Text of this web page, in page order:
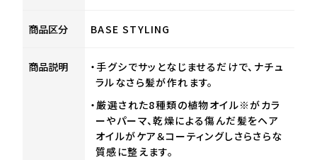
商品区分 BASE STYLING
商品説明
・手グシでサッとなじませるだけで、ナチュ
ラルなさら髪が作れます。
・厳選された8種類の植物オイル※がカラ
ーやパーマ、乾燥による傷んだ髪をヘア
オイルがケア＆コーティングしさらさらな
質感に整えます。